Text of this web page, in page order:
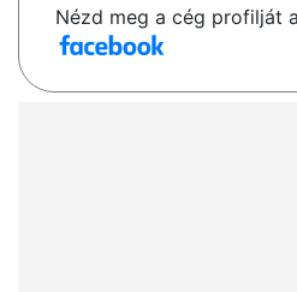
Nézd meg a cég profilját a